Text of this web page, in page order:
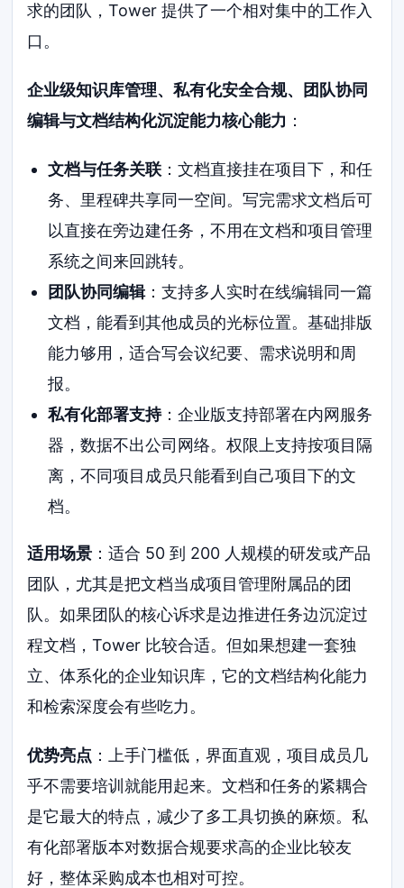
求的团队，Tower 提供了一个相对集中的工作入
口。
企业级知识库管理、私有化安全合规、团队协同
编辑与文档结构化沉淀能力核心能力 ：
文档与任务关联：文档直接挂在项目下，和任
务、里程碑共享同一空间。写完需求文档后可
以直接在旁边建任务，不用在文档和项目管理
系统之间来回跳转。
团队协同编辑：支持多人实时在线编辑同一篇
文档，能看到其他成员的光标位置。基础排版
能力够用，适合写会议纪要、需求说明和周
报。
私有化部署支持：企业版支持部署在内网服务
器，数据不出公司网络。权限上支持按项目隔
离，不同项目成员只能看到自己项目下的文
档。
适用场景 ：适合 50 到 200 人规模的研发或产品
团队，尤其是把文档当成项目管理附属品的团
队。如果团队的核心诉求是边推进任务边沉淀过
程文档，Tower 比较合适。但如果想建一套独
立、体系化的企业知识库，它的文档结构化能力
和检索深度会有些吃力。
优势亮点 ：上手门槛低，界面直观，项目成员几
乎不需要培训就能用起来。文档和任务的紧耦合
是它最大的特点，减少了多工具切换的麻烦。私
有化部署版本对数据合规要求高的企业比较友
好，整体采购成本也相对可控。